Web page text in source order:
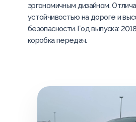
эргономичным дизайном.
устойчивостью на дороге и
безопасности. Год выпуска:
коробка передач.